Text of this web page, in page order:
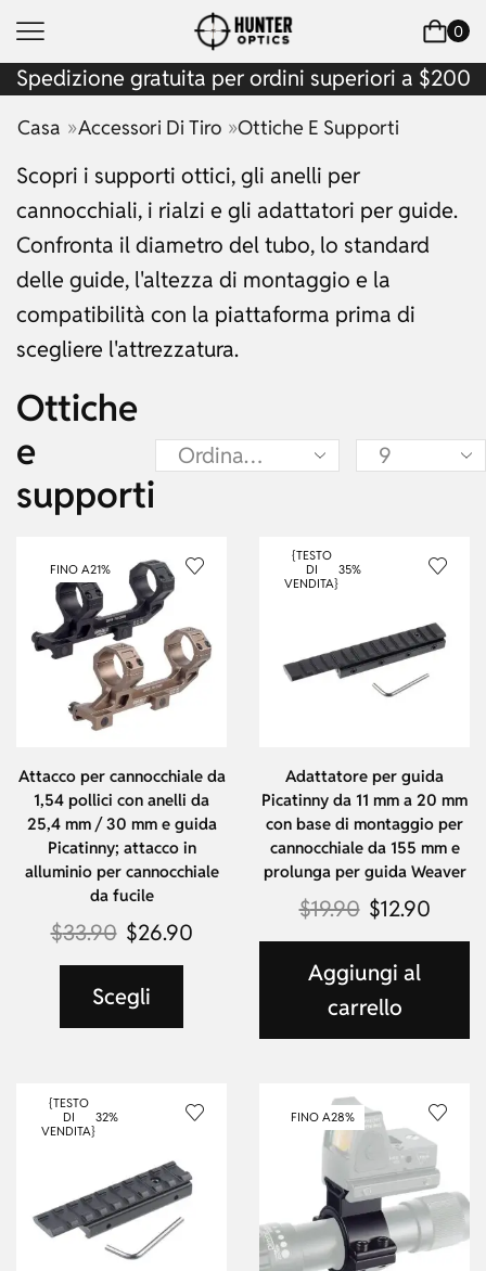
0
Spedizione gratuita per ordini superiori a $200
Casa »Accessori Di Tiro »Ottiche E Supporti
Scopri i supporti ottici, gli anelli per
cannocchiali, i rialzi e gli adattatori per guide.
Confronta il diametro del tubo, lo standard
delle guide, l'altezza di montaggio e la
compatibilità con la piattaforma prima di
scegliere l'attrezzatura.
Ottiche
e
supporti
FINO A21%
Attacco per cannocchiale da
1,54 pollici con anelli da
25,4 mm / 30 mm e guida
Picatinny; attacco in
alluminio per cannocchiale
da fucile
$33.90 $26.90
Scegli
{TESTO
DI
VENDITA}
35%
Adattatore per guida
Picatinny da 11 mm a 20 mm
con base di montaggio per
cannocchiale da 155 mm e
prolunga per guida Weaver
$19.90 $12.90
Aggiungi al
carrello
{TESTO
DI
VENDITA}
32% FINO A28%